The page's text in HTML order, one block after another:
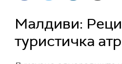
Малдиви:
туристичка